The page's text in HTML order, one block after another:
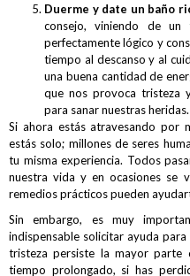
Duerme y date un baño
consejo, viniendo de un
perfectamente lógico y
tiempo al descanso y al
una buena cantidad de
que nos provoca tristeza
para sanar nuestras heridas.
Si ahora estás atravesando por
estás solo; millones de seres
tu misma experiencia. Todos
nuestra vida y en ocasiones se
remedios prácticos pueden
Sin embargo, es muy
indispensable solicitar ayuda
tristeza persiste la mayor
tiempo prolongado, si has